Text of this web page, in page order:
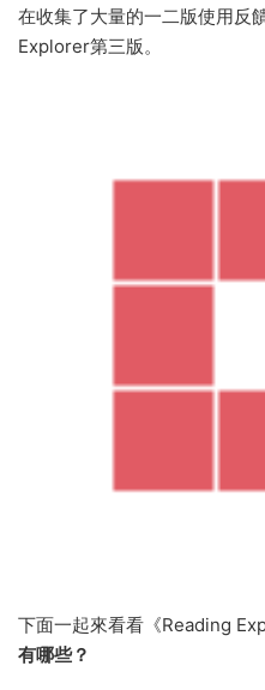
在收集了大量的一二版使用反
Explorer第三版。
下面一起來看看《Reading
有哪些？